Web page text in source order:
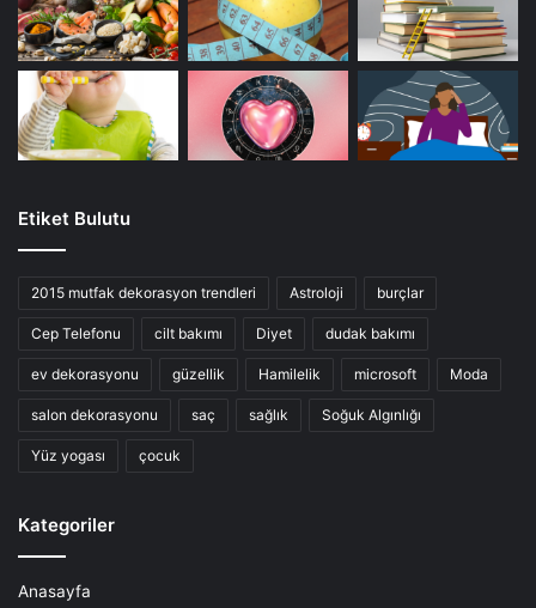
Etiket Bulutu
2015 mutfak dekorasyon trendleri Astroloji burçlar
Cep Telefonu cilt bakımı Diyet dudak bakımı
ev dekorasyonu güzellik Hamilelik microsoft Moda
salon dekorasyonu saç sağlık Soğuk Algınlığı
Yüz yogası çocuk
Kategoriler
Anasayfa